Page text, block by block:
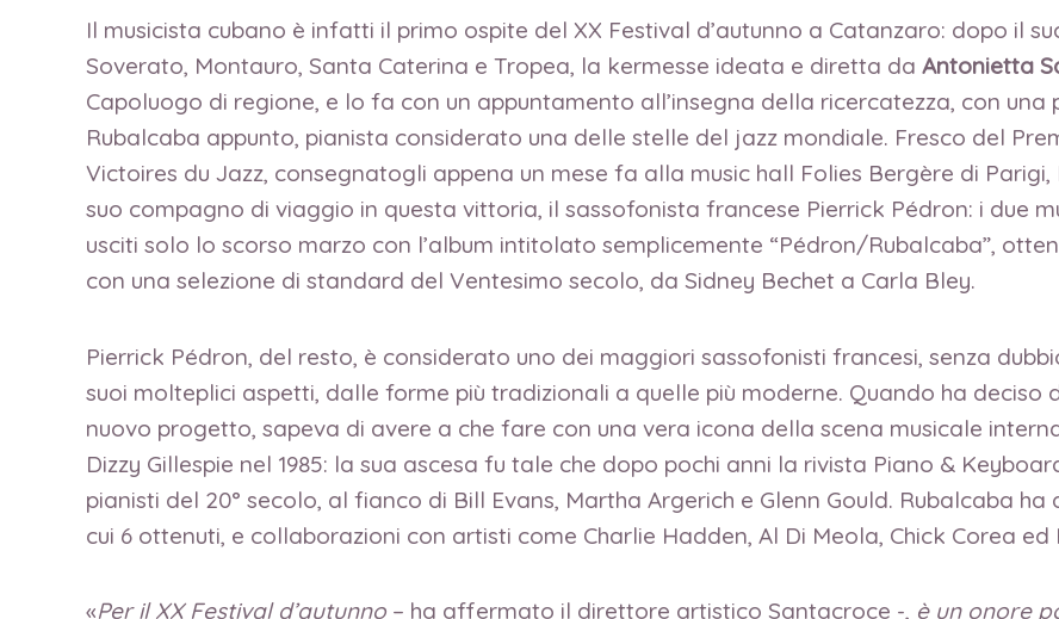
Il musicista cubano è infatti il primo ospite del XX Festival d’autunno a Catanzaro: dopo il
Soverato, Montauro, Santa Caterina e Tropea, la kermesse ideata e diretta da Antonietta
Capoluogo di regione, e lo fa con un appuntamento all’insegna della ricercatezza, con
Rubalcaba appunto, pianista considerato una delle stelle del jazz mondiale. Fresco del
Victoires du Jazz, consegnatogli appena un mese fa alla music hall Folies Bergère di
suo compagno di viaggio in questa vittoria, il sassofonista francese Pierrick Pédron: i due
usciti solo lo scorso marzo con l’album intitolato semplicemente “Pédron/Rubalcaba”,
con una selezione di standard del Ventesimo secolo, da Sidney Bechet a Carla Bley.
Pierrick Pédron, del resto, è considerato uno dei maggiori sassofonisti francesi, senza
suoi molteplici aspetti, dalle forme più tradizionali a quelle più moderne. Quando ha deciso
nuovo progetto, sapeva di avere a che fare con una vera icona della scena musicale
Dizzy Gillespie nel 1985: la sua ascesa fu tale che dopo pochi anni la rivista Piano &
pianisti del 20° secolo, al fianco di Bill Evans, Martha Argerich e Glenn Gould. Rubalcaba
cui 6 ottenuti, e collaborazioni con artisti come Charlie Hadden, Al Di Meola, Chick Corea ed
«Per il XX Festival d’autunno – ha affermato il direttore artistico Santacroce -, è un onore